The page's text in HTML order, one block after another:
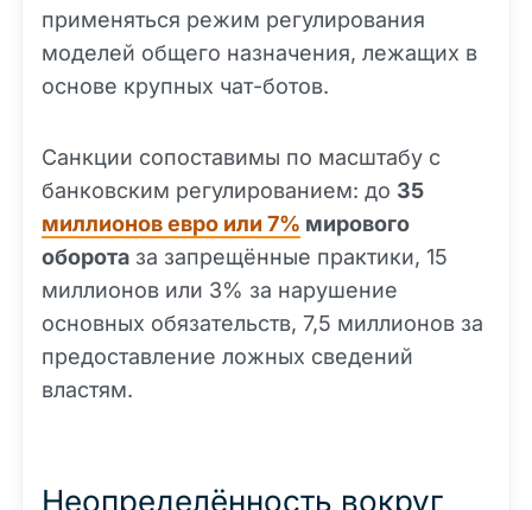
применяться режим регулирования
моделей общего назначения, лежащих в
основе крупных чат-ботов.
Санкции сопоставимы по масштабу с
банковским регулированием: до 35
миллионов евро или 7% мирового
оборота за запрещённые практики, 15
миллионов или 3% за нарушение
основных обязательств, 7,5 миллионов за
предоставление ложных сведений
властям.
Неопределённость вокруг